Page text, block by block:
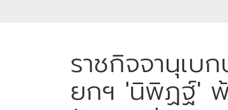
ราชกิจจานุเบ
ยกฯ 'นิพิฏฐ์'